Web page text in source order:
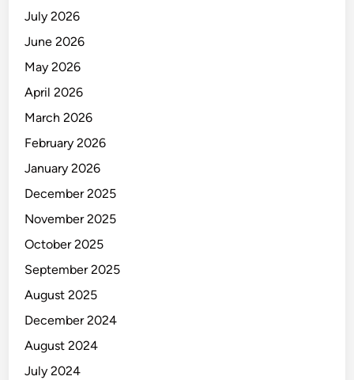
July 2026
June 2026
May 2026
April 2026
March 2026
February 2026
January 2026
December 2025
November 2025
October 2025
September 2025
August 2025
December 2024
August 2024
July 2024